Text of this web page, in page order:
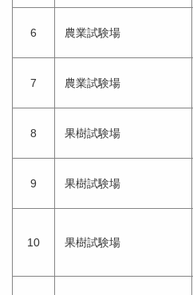
6 農業試験場
7 農業試験場
8 果樹試験場
9 果樹試験場
10 果樹試験場